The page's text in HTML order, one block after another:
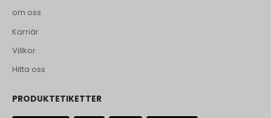
om oss
Karriär
Villkor
Hitta oss
PRODUKTETIKETTER